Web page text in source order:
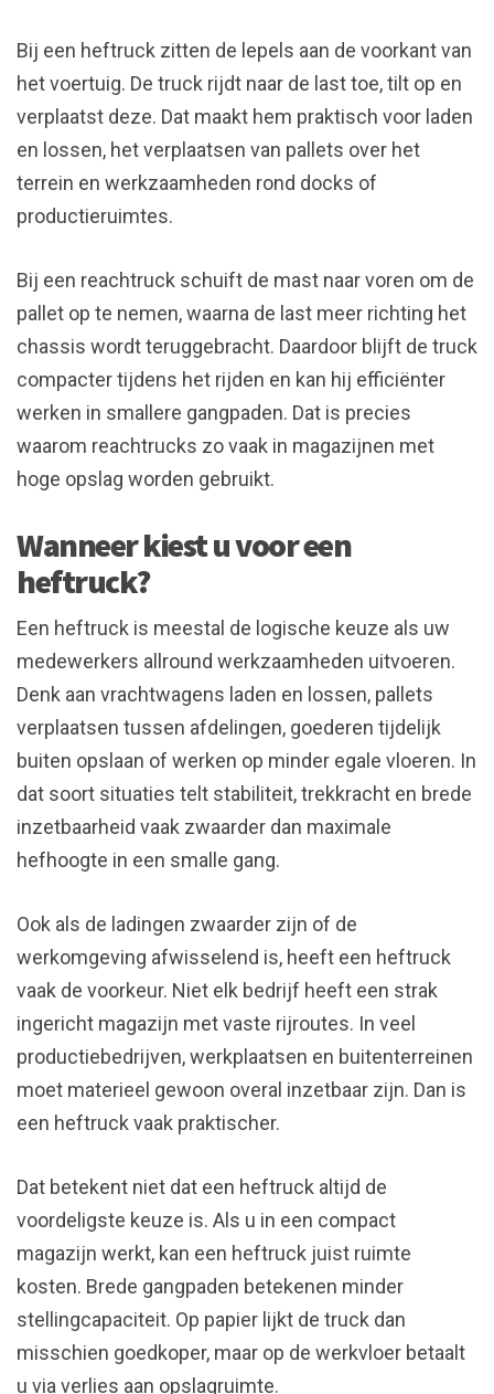
Bij een heftruck zitten de lepels aan de voorkant van
het voertuig. De truck rijdt naar de last toe, tilt op en
verplaatst deze. Dat maakt hem praktisch voor laden
en lossen, het verplaatsen van pallets over het
terrein en werkzaamheden rond docks of
productieruimtes.
Bij een reachtruck schuift de mast naar voren om de
pallet op te nemen, waarna de last meer richting het
chassis wordt teruggebracht. Daardoor blijft de truck
compacter tijdens het rijden en kan hij efficiënter
werken in smallere gangpaden. Dat is precies
waarom reachtrucks zo vaak in magazijnen met
hoge opslag worden gebruikt.
Wanneer kiest u voor een
heftruck?
Een heftruck is meestal de logische keuze als uw
medewerkers allround werkzaamheden uitvoeren.
Denk aan vrachtwagens laden en lossen, pallets
verplaatsen tussen afdelingen, goederen tijdelijk
buiten opslaan of werken op minder egale vloeren. In
dat soort situaties telt stabiliteit, trekkracht en brede
inzetbaarheid vaak zwaarder dan maximale
hefhoogte in een smalle gang.
Ook als de ladingen zwaarder zijn of de
werkomgeving afwisselend is, heeft een heftruck
vaak de voorkeur. Niet elk bedrijf heeft een strak
ingericht magazijn met vaste rijroutes. In veel
productiebedrijven, werkplaatsen en buitenterreinen
moet materieel gewoon overal inzetbaar zijn. Dan is
een heftruck vaak praktischer.
Dat betekent niet dat een heftruck altijd de
voordeligste keuze is. Als u in een compact
magazijn werkt, kan een heftruck juist ruimte
kosten. Brede gangpaden betekenen minder
stellingcapaciteit. Op papier lijkt de truck dan
misschien goedkoper, maar op de werkvloer betaalt
u via verlies aan opslagruimte.